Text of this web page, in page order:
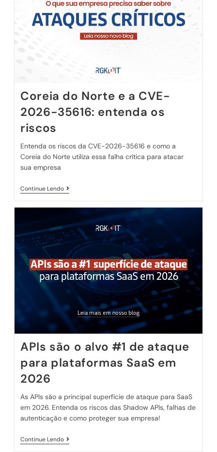
Coreia do Norte e a CVE-
2026-35616: entenda os
riscos
Entenda os riscos da CVE-2026-35616 e como a
Coreia do Norte utiliza essa falha crítica para atacar
sua empresa
Continue Lendo
APIs são o alvo #1 de ataque
para plataformas SaaS em
2026
As APIs são a principal superfície de ataque para SaaS
em 2026. Entenda os riscos das Shadow APIs, falhas de
autenticação e como proteger sua empresa!
Continue Lendo